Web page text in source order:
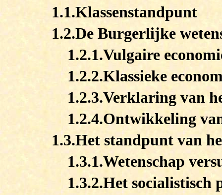
1.1.Klassenstandpunt
1.2.De Burgerlijke
1.2.1.Vulgaire
1.2.2.Klassieke
1.2.3.Verklaring van
1.2.4.Ontwikkeling
1.3.Het standpunt van
1.3.1.Wetenschap
1.3.2.Het socialistisch